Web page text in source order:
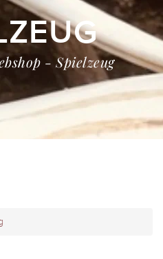
- Spielzeug